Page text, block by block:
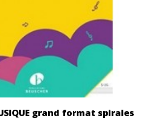
grand format spirales